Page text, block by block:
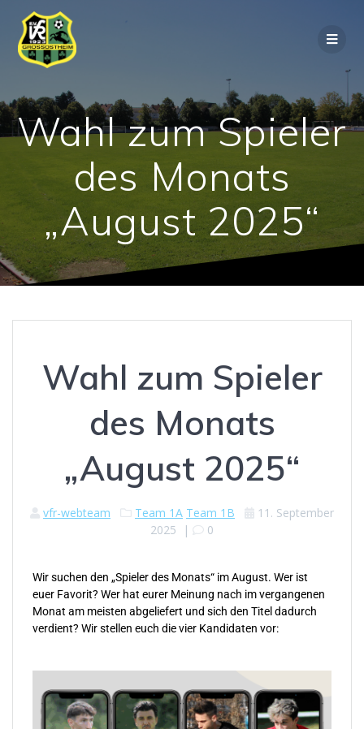
Wahl zum Spieler
des Monats
„August 2025“
Wahl zum Spieler
des Monats
„August 2025“
vfr-webteam Team 1A Team 1B
11. September
2025 | 0
Wir suchen den „Spieler des Monats“ im August. Wer ist
euer Favorit? Wer hat eurer Meinung nach im vergangenen
Monat am meisten abgeliefert und sich den Titel dadurch
verdient? Wir stellen euch die vier Kandidaten vor: